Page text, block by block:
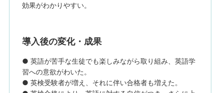
効果がわかりやすい。
導入後の変化・成果
● 英語が苦手な生徒でも楽しみながら取り組み、英語学
習への意欲がわいた。
● 英検受験者が増え、それに伴い合格者も増えた。